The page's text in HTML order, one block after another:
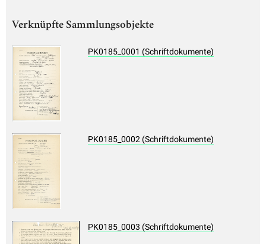
Verknüpfte Sammlungsobjekte
PK0185_0001 (Schriftdokumente)
PK0185_0002 (Schriftdokumente)
PK0185_0003 (Schriftdokumente)